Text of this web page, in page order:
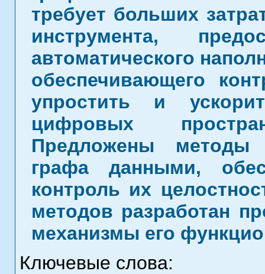
требует больших
инструмента,
автоматического
обеспечивающего
упростить и
цифровых
Предложены методы
графа данными,
контроль их
методов разработан
механизмы его
Ключевые слова: